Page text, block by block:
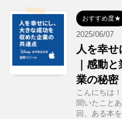
おすすめ度★
2025/06/07
人を幸せ
｜感動
業の秘密
こんにちは
聞いたこと
回、ある本